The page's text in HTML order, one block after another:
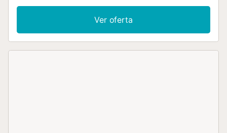
longitud), aire acondicionado y bomba de calor, caliente.
(horno, lavavajillas, 4 placas de vitrocerámica, tostadora,
agua eléctrico, microondas, congelador). Salida a la terraza.
Baño/ducha/WC. Terraza grande 50 m2. Muebles de terraza,
Ver oferta